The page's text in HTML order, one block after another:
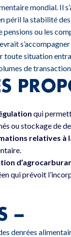
mondial. Il
péril la stabilité
ou les
toute situation
de
qui
ou stockage de
relatives à
qui prévoit
–
denrées